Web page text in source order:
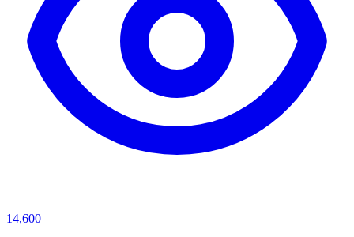
14,600